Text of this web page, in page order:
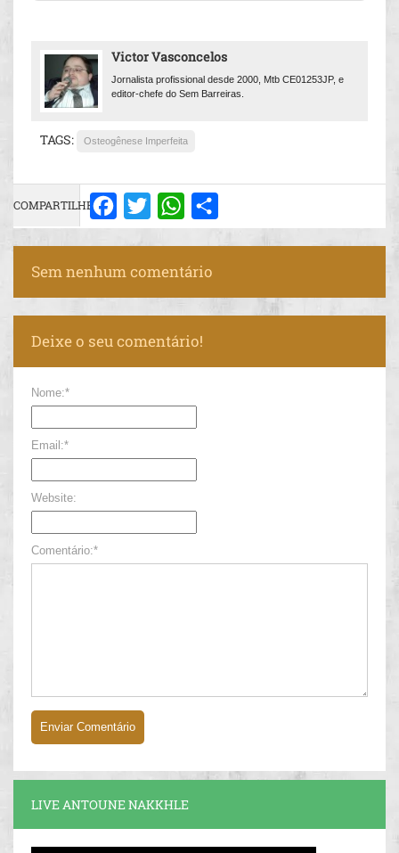
Victor Vasconcelos
Jornalista profissional desde 2000, Mtb CE01253JP, e
editor-chefe do Sem Barreiras.
TAGS: Osteogênese Imperfeita
COMPARTILHE: Facebook
Twitter WhatsApp
Sem nenhum comentário
Deixe o seu comentário!
Nome:*
Email:*
Website:
Comentário:*
LIVE ANTOUNE NAKKHLE